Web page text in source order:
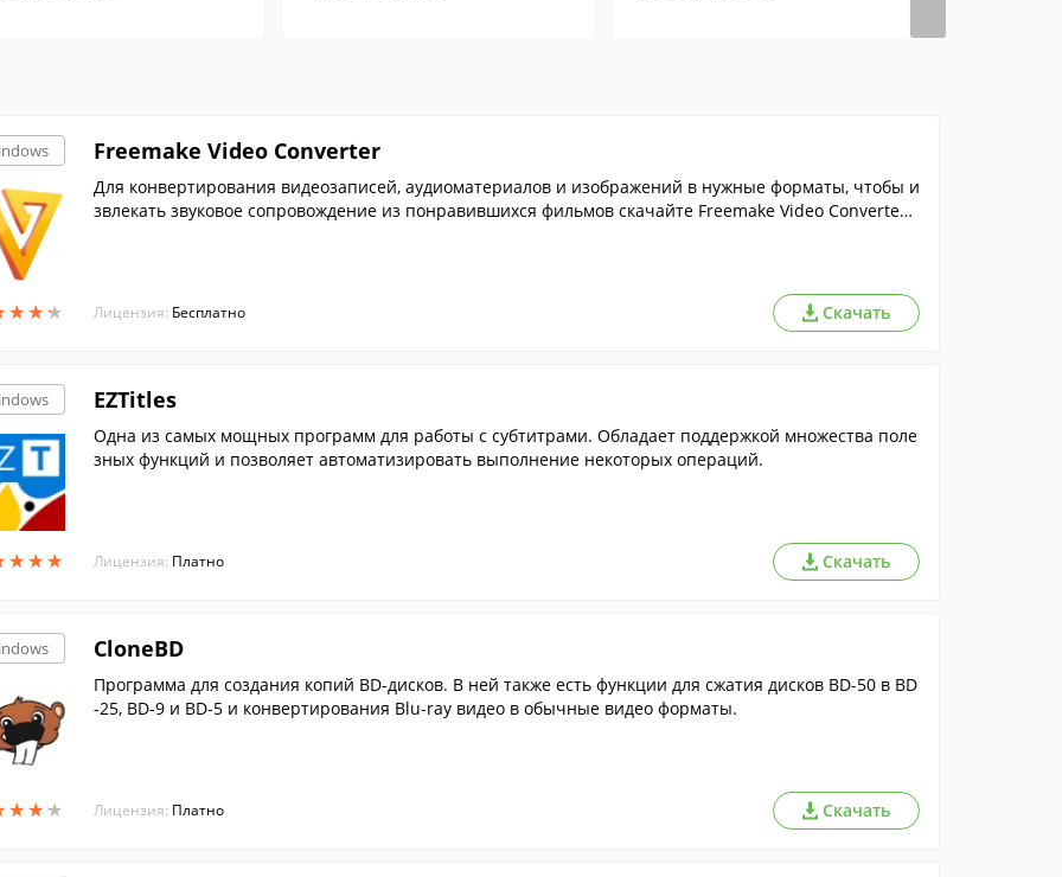
★★★
★★★
Freemake Video Converter
Для конвертирования видеозаписей, аудиоматериалов и изображений в нужные форматы, чтобы и
звлекать звуковое сопровождение из понравившихся фильмов скачайте Freemake Video Converte
Лицензия: Бесплатно Скачать
★★★
★★★
EZTitles
Одна из самых мощных программ для работы с субтитрами. Обладает поддержкой множества поле
зных функций и позволяет автоматизировать выполнение некоторых операций.
Лицензия: Платно Скачать
★★★
★★★
CloneBD
Программа для создания копий BD-дисков. В ней также есть функции для сжатия дисков BD-50 в BD
-25, BD-9 и BD-5 и конвертирования Blu-ray видео в обычные видео форматы.
Лицензия: Платно Скачать